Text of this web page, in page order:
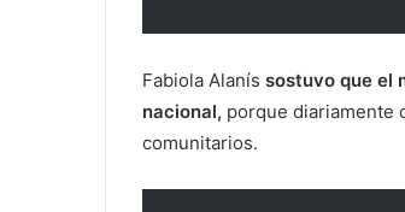
Fabiola Alanís sostuvo que el
nacional, porque diariamente
comunitarios.